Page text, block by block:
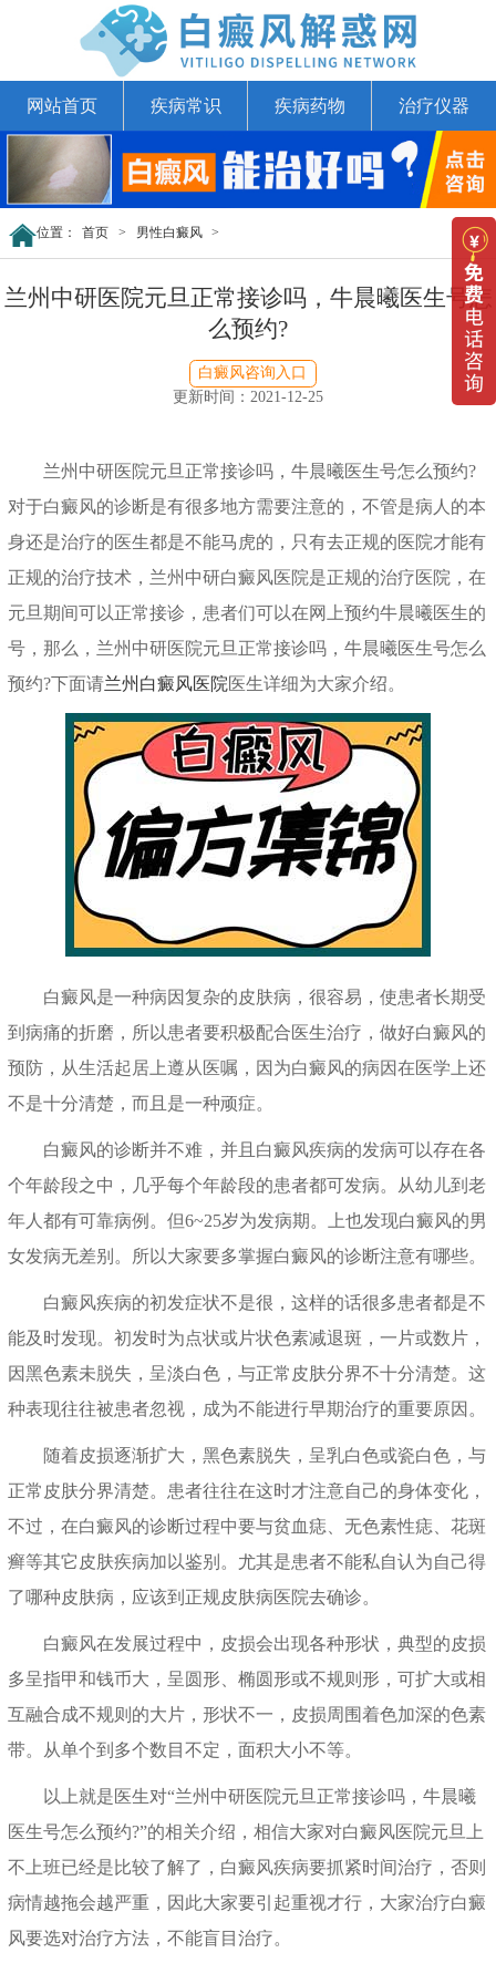
网站首页 疾病常识 疾病药物 治疗仪器
位置： 首页 > 男性白癜风 >
兰州中研医院元旦正常接诊吗，牛晨曦医生号怎
么预约?
白癜风咨询入口
更新时间：2021-12-25
兰州中研医院元旦正常接诊吗，牛晨曦医生号怎么预约?
对于白癜风的诊断是有很多地方需要注意的，不管是病人的本
身还是治疗的医生都是不能马虎的，只有去正规的医院才能有
正规的治疗技术，兰州中研白癜风医院是正规的治疗医院，在
元旦期间可以正常接诊，患者们可以在网上预约牛晨曦医生的
号，那么，兰州中研医院元旦正常接诊吗，牛晨曦医生号怎么
预约?下面请兰州白癜风医院医生详细为大家介绍。
白癜风是一种病因复杂的皮肤病，很容易，使患者长期受
到病痛的折磨，所以患者要积极配合医生治疗，做好白癜风的
预防，从生活起居上遵从医嘱，因为白癜风的病因在医学上还
不是十分清楚，而且是一种顽症。
白癜风的诊断并不难，并且白癜风疾病的发病可以存在各
个年龄段之中，几乎每个年龄段的患者都可发病。从幼儿到老
年人都有可靠病例。但6~25岁为发病期。上也发现白癜风的男
女发病无差别。所以大家要多掌握白癜风的诊断注意有哪些。
白癜风疾病的初发症状不是很，这样的话很多患者都是不
能及时发现。初发时为点状或片状色素减退斑，一片或数片，
因黑色素未脱失，呈淡白色，与正常皮肤分界不十分清楚。这
种表现往往被患者忽视，成为不能进行早期治疗的重要原因。
随着皮损逐渐扩大，黑色素脱失，呈乳白色或瓷白色，与
正常皮肤分界清楚。患者往往在这时才注意自己的身体变化，
不过，在白癜风的诊断过程中要与贫血痣、无色素性痣、花斑
癣等其它皮肤疾病加以鉴别。尤其是患者不能私自认为自己得
了哪种皮肤病，应该到正规皮肤病医院去确诊。
白癜风在发展过程中，皮损会出现各种形状，典型的皮损
多呈指甲和钱币大，呈圆形、椭圆形或不规则形，可扩大或相
互融合成不规则的大片，形状不一，皮损周围着色加深的色素
带。从单个到多个数目不定，面积大小不等。
以上就是医生对“兰州中研医院元旦正常接诊吗，牛晨曦
医生号怎么预约?”的相关介绍，相信大家对白癜风医院元旦上
不上班已经是比较了解了，白癜风疾病要抓紧时间治疗，否则
病情越拖会越严重，因此大家要引起重视才行，大家治疗白癜
风要选对治疗方法，不能盲目治疗。